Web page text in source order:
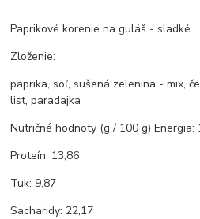
Paprikové korenie na guláš - sladké
Zloženie:
paprika, soľ, sušená zelenina - mix,
list, paradajka
Nutričné ​​hodnoty (g / 100 g) Energia:
Proteín: 13,86
Tuk: 9,87
Sacharidy: 22,17